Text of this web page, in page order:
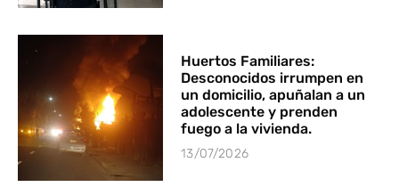
Huertos Familiares:
Desconocidos irrumpen en
un domicilio, apuñalan a un
adolescente y prenden
fuego a la vivienda.
13/07/2026